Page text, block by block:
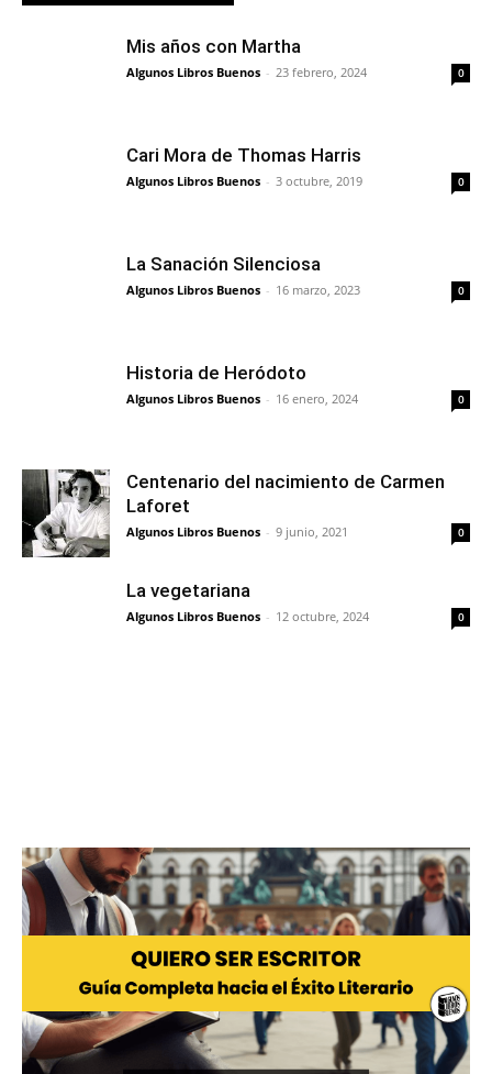
Mis años con Martha
Algunos Libros Buenos - 23 febrero, 2024 0
Cari Mora de Thomas Harris
Algunos Libros Buenos - 3 octubre, 2019 0
La Sanación Silenciosa
Algunos Libros Buenos - 16 marzo, 2023 0
Historia de Heródoto
Algunos Libros Buenos - 16 enero, 2024 0
Centenario del nacimiento de Carmen
Laforet
Algunos Libros Buenos - 9 junio, 2021 0
La vegetariana
Algunos Libros Buenos - 12 octubre, 2024 0